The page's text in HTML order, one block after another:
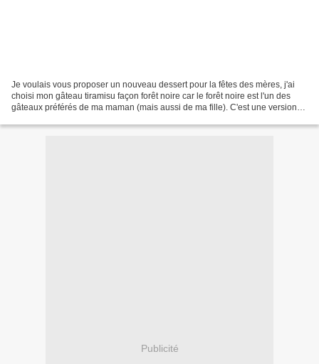
Je voulais vous proposer un nouveau dessert pour la fêtes des mères, j'ai
choisi mon gâteau tiramisu façon forêt noire car le forêt noire est l'un des
gâteaux préférés de ma maman (mais aussi de ma fille). C'est une version
Publicité